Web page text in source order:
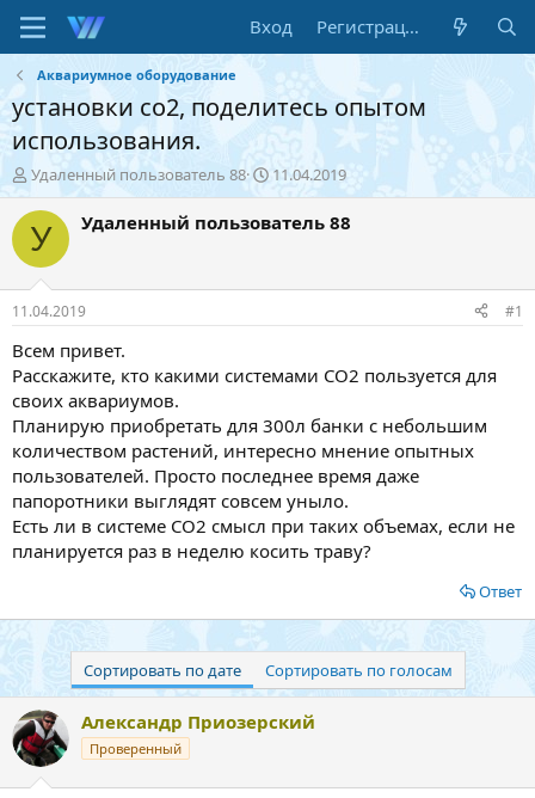
Вход Регистрация
Аквариумное оборудование
установки со2, поделитесь опытом
использования.
А
в
т
о
т
е
м
ы
Удаленный пользователь 88
Д
а
т
а
11.04.2019
У Удаленный пользователь 88
11.04.2019 #1
Всем привет.
Расскажите, кто какими системами СО2 пользуется для
своих аквариумов.
Планирую приобретать для 300л банки с небольшим
количеством растений, интересно мнение опытных
пользователей. Просто последнее время даже
папоротники выглядят совсем уныло.
Есть ли в системе СО2 смысл при таких объемах, если не
планируется раз в неделю косить траву?
Ответ
Сортировать по дате Сортировать по голосам
Александр Приозерский
Проверенный